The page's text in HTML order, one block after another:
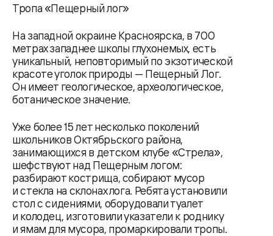
Тропа «Пещерный лог»
На западной окраине Красноярска, в 700
метрах западнее школы глухонемых, есть
уникальный, неповторимый по экзотической
красоте уголок природы — Пещерный Лог.
Он имеет геологическое, археологическое,
ботаническое значение.
Уже более 15 лет несколько поколений
школьников Октябрьского района,
занимающихся в детском клубе «Стрела»,
шефствуют над Пещерным логом:
разбирают кострища, собирают мусор
и стекла на склонах лога. Ребята установили
стол с сидениями, оборудовали туалет
и колодец, изготовили указатели к роднику
и ямам для мусора, промаркировали тропы.